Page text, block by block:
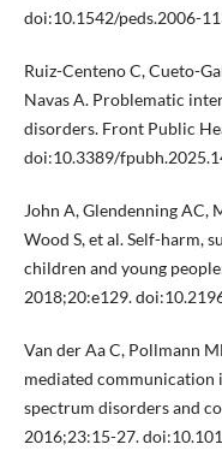
doi:10.1542/peds.2006-
Ruiz-Centeno C, Cueto-
Navas A. Problematic
disorders. Front Public
doi:10.3389/
John A, Glendenning AC,
Wood S, et al. Self-harm,
children and young
2018;20:e129.
Van der Aa C, Pollmann
mediated
spectrum disorders and
2016;23:15-27.